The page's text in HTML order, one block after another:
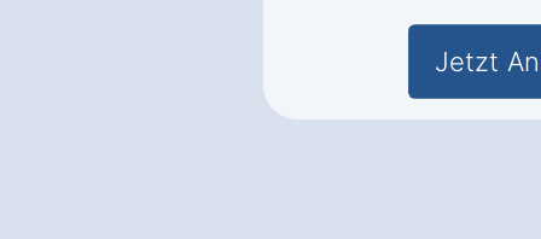
Jetzt